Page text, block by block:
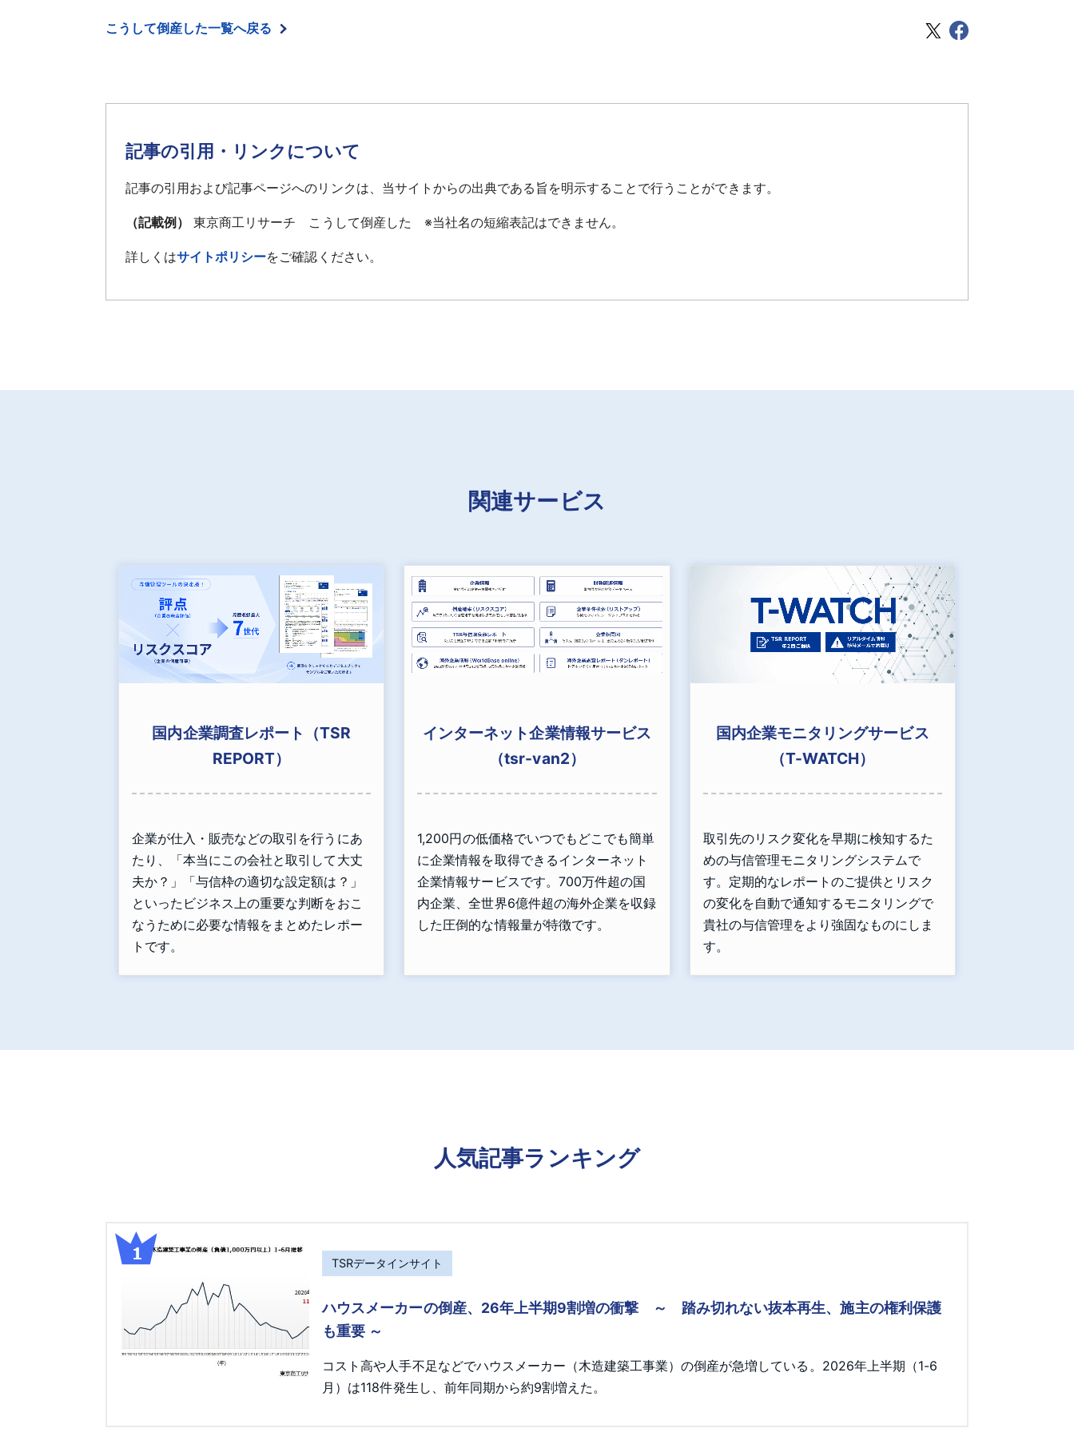
こうして倒産した一覧へ戻る
記事の引用・リンクについて
記事の引用および記事ページへのリンクは、当サイトからの出典である旨を明示することで行うことができます。
（記載例） 東京商工リサーチ こうして倒産した ※当社名の短縮表記はできません。
詳しくはサイトポリシーをご確認ください。
関連サービス
国内企業調査レポート（TSR
REPORT）
企業が仕入・販売などの取引を行うにあ
たり、「本当にこの会社と取引して大丈
夫か？」「与信枠の適切な設定額は？」
といったビジネス上の重要な判断をおこ
なうために必要な情報をまとめたレポー
トです。
インターネット企業情報サービス
（tsr-van2）
1,200円の低価格でいつでもどこでも簡単
に企業情報を取得できるインターネット
企業情報サービスです。700万件超の国
内企業、全世界6億件超の海外企業を収録
した圧倒的な情報量が特徴です。
国内企業モニタリングサービス
（T-WATCH）
取引先のリスク変化を早期に検知するた
めの与信管理モニタリングシステムで
す。定期的なレポートのご提供とリスク
の変化を自動で通知するモニタリングで
貴社の与信管理をより強固なものにしま
す。
人気記事ランキング
TSRデータインサイト
ハウスメーカーの倒産、26年上半期9割増の衝撃 ～ 踏み切れない抜本再生、施主の権利保護
も重要 ～
コスト高や人手不足などでハウスメーカー（木造建築工事業）の倒産が急増している。2026年上半期（1-6
月）は118件発生し、前年同期から約9割増えた。